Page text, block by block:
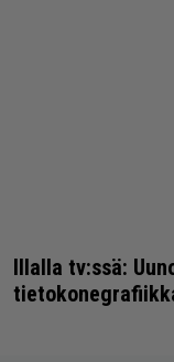
Illalla tv:ssä: